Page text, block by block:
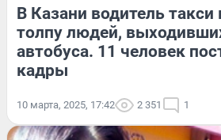
В Казани водитель такси
толпу людей,
автобуса. 11 человек
кадры
10 марта, 2025, 17:42 2 351 1